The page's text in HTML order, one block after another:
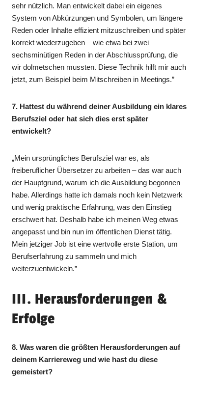
sehr nützlich. Man entwickelt dabei ein eigenes
System von Abkürzungen und Symbolen, um längere
Reden oder Inhalte effizient mitzuschreiben und später
korrekt wiederzugeben – wie etwa bei zwei
sechsminütigen Reden in der Abschlussprüfung, die
wir dolmetschen mussten. Diese Technik hilft mir auch
jetzt, zum Beispiel beim Mitschreiben in Meetings.”
7. Hattest du während deiner Ausbildung ein klares
Berufsziel oder hat sich dies erst später
entwickelt?
„Mein ursprüngliches Berufsziel war es, als
freiberuflicher Übersetzer zu arbeiten – das war auch
der Hauptgrund, warum ich die Ausbildung begonnen
habe. Allerdings hatte ich damals noch kein Netzwerk
und wenig praktische Erfahrung, was den Einstieg
erschwert hat. Deshalb habe ich meinen Weg etwas
angepasst und bin nun im öffentlichen Dienst tätig.
Mein jetziger Job ist eine wertvolle erste Station, um
Berufserfahrung zu sammeln und mich
weiterzuentwickeln.”
III. Herausforderungen &
Erfolge
8. Was waren die größten Herausforderungen auf
deinem Karriereweg und wie hast du diese
gemeistert?